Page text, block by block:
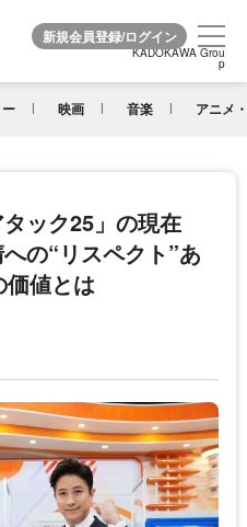
KADOKAWA Grou
p
映画 音楽 アニメ
KADOKAWA Grou
p
ック25」の現在
の“リスペクト”あ
値とは